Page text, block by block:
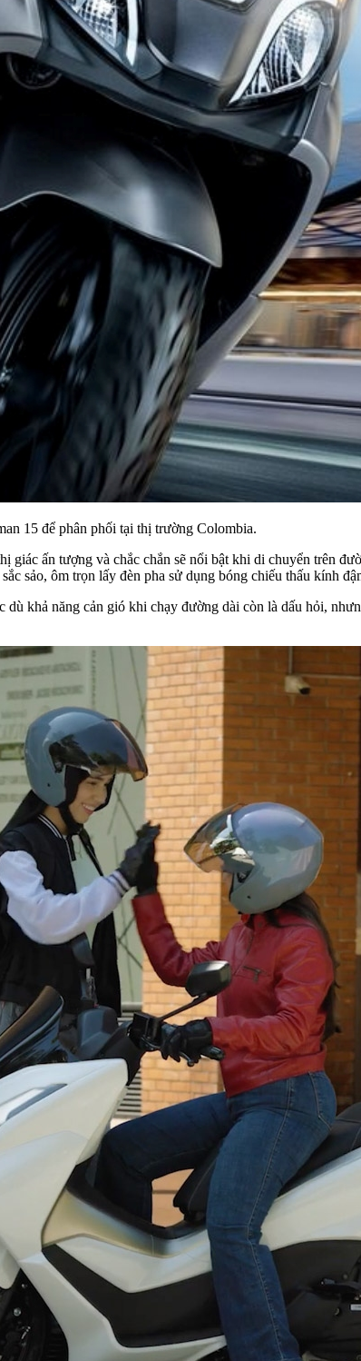
15 để phân phối tại thị trường Colombia.
ấn tượng và chắc chắn sẽ nổi bật khi di chuyển trên
sảo, ôm trọn lấy đèn pha sử dụng bóng chiếu thấu kính
khả năng cản gió khi chạy đường dài còn là dấu hỏi,